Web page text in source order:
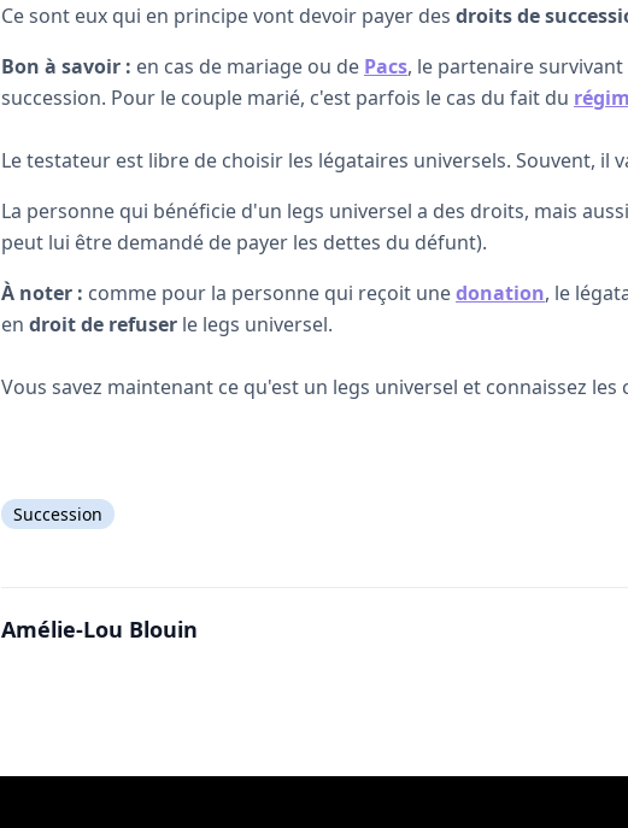
Ce sont eux qui en principe vont devoir payer des droits de
Bon à savoir : en cas de mariage ou de Pacs, le partenaire
succession. Pour le couple marié, c'est parfois le cas du fait du
Le testateur est libre de choisir les légataires universels. Souvent, il
La personne qui bénéficie d'un legs universel a des droits, mais
peut lui être demandé de payer les dettes du défunt).
À noter : comme pour la personne qui reçoit unedonation, le
en droit de refuser le legs universel.
Vous savez maintenant ce qu'est un legs universel et connaissez
Succession
Amélie-Lou Blouin